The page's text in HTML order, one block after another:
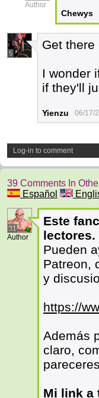
Author
Chewys
5
Get there
I wonder
if they'll
Yienzu 06/17/
Log-in to comment
39 Comments In
Español
31
Author
Este
lectores.
Pueden
Patreon,
y
https://
Además
claro,
Mi link a